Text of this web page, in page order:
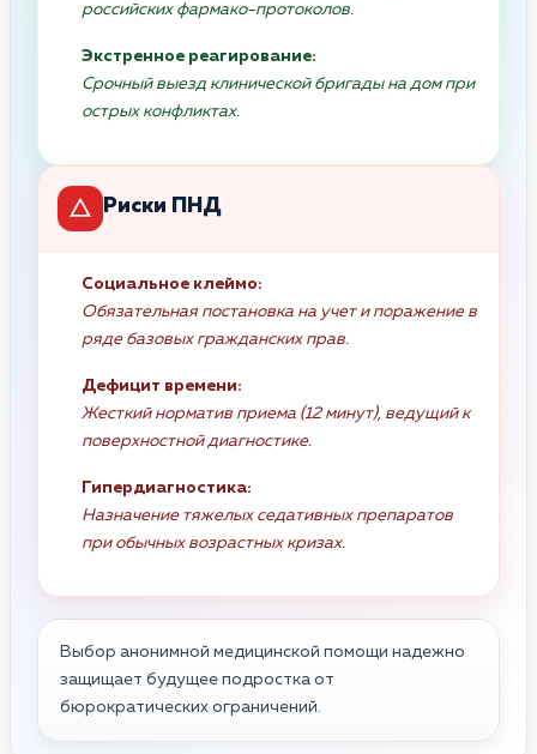
российских фармако-протоколов.
Экстренное реагирование:
Срочный выезд клинической бригады на дом при
острых конфликтах.
Риски ПНД
Социальное клеймо:
Обязательная постановка на учет и поражение в
ряде базовых гражданских прав.
Дефицит времени:
Жесткий норматив приема (12 минут), ведущий к
поверхностной диагностике.
Гипердиагностика:
Назначение тяжелых седативных препаратов
при обычных возрастных кризах.
Выбор анонимной медицинской помощи надежно
защищает будущее подростка от
бюрократических ограничений.